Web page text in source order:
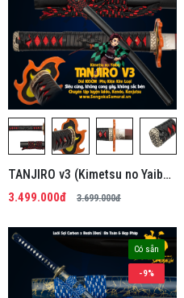
TANJIRO v3 (Kimetsu no Yaiba)
| Kiếm Nhật Phi Kim Tổng Hợp
3.499.000đ 3.699.000đ
Có sẵn
-9%